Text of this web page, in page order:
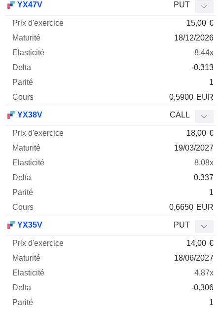
YX47V PUT
15,00 €
18/12/2026
8.44x
-0.313
1
0,5900 EUR
YX38V CALL
18,00 €
19/03/2027
8.08x
0.337
1
0,6650 EUR
YX35V PUT
14,00 €
18/06/2027
4.87x
-0.306
1